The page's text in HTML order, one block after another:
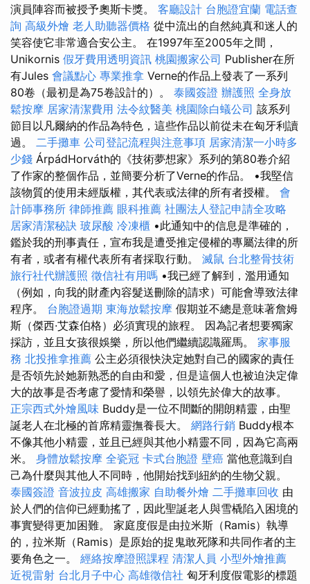
演員陣容而被授予奧斯卡獎。 客廳設計 台胞證宜蘭 電話查
詢 高級外燴 老人助聽器價格 從中流出的自然純真和迷人的
笑容使它非常適合安公主。 在1997年至2005年之間，
Unikornis 假牙費用透明資訊 桃園搬家公司 Publisher在所
有Jules 會議點心 專業推拿 Verne的作品上發表了一系列
80卷（最初是為75卷設計的）。 泰國簽證 辦護照 全身放
鬆按摩 居家清潔費用 法令紋醫美 桃園除白蟻公司 該系列
節目以凡爾納的作品為特色，這些作品以前從未在匈牙利讀
過。 二手攤車 公司登記流程與注意事項 居家清潔一小時多
少錢 ÁrpádHorváth的《技術夢想家》系列的第80卷介紹
了作家的整個作品，並簡要分析了Verne的作品。 •我堅信
該物質的使用未經版權，其代表或法律的所有者授權。 會
計師事務所 律師推薦 眼科推薦 社團法人登記申請全攻略
居家清潔秘訣 玻尿酸 冷凍櫃 •此通知中的信息是準確的，
鑑於我的刑事責任，宣布我是遭受推定侵權的專屬法律的所
有者，或者有權代表所有者採取行動。 滅鼠 台北整骨技術
旅行社代辦護照 徵信社有用嗎 •我已經了解到，濫用通知
（例如，向我的財產內容髮送刪除的請求）可能會導致法律
程序。 台胞證過期 東海放鬆按摩 假期並不總是意味著詹姆
斯（傑西·艾森伯格）必須實現的旅程。 因為記者想要獨家
採訪，並且女孩很娛樂，所以他們繼續認識羅馬。 家事服
務 北投推拿推薦 公主必須很快決定她對自己的國家的責任
是否領先於她新熟悉的自由和愛，但是這個人也被迫決定偉
大的故事是否考慮了愛情和榮譽，以領先於偉大的故事。
正宗西式外燴風味 Buddy是一位不間斷的開朗精靈，由聖
誕老人在北極的首席精靈撫養長大。 網路行銷 Buddy根本
不像其他小精靈，並且已經與其他小精靈不同，因為它高兩
米。 身體放鬆按摩 全瓷冠 卡式台胞證 壁癌 當他意識到自
己為什麼與其他人不同時，他開始找到紐約的生物父親。
泰國簽證 音波拉皮 高雄搬家 自助餐外燴 二手攤車回收 由
於人們的信仰已經動搖了，因此聖誕老人與雪橇陷入困境的
事實變得更加困難。 家庭度假是由拉米斯（Ramis）執導
的，拉米斯（Ramis）是原始的捉鬼敢死隊和共同作者的主
要角色之一。 經絡按摩證照課程 清潔人員 小型外燴推薦
近視雷射 台北月子中心 高雄徵信社 匈牙利度假電影的標題